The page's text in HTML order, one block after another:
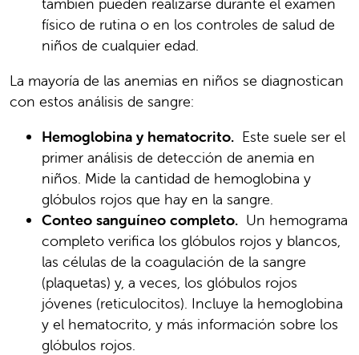
físico de rutina o en los controles de salud de
niños de cualquier edad.
La mayoría de las anemias en niños se diagnostican
con estos análisis de sangre:
Hemoglobina y hematocrito. Este suele ser el
primer análisis de detección de anemia en
niños. Mide la cantidad de hemoglobina y
glóbulos rojos que hay en la sangre.
Conteo sanguíneo completo. Un hemograma
completo verifica los glóbulos rojos y blancos,
las células de la coagulación de la sangre
(plaquetas) y, a veces, los glóbulos rojos
jóvenes (reticulocitos). Incluye la hemoglobina
y el hematocrito, y más información sobre los
glóbulos rojos.